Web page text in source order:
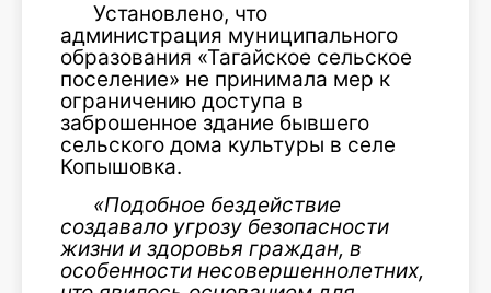
Установлено, что
администрация муниципального
образования «Тагайское сельское
поселение» не принимала мер к
ограничению доступа в
заброшенное здание бывшего
сельского дома культуры в селе
Копышовка.
«Подобное бездействие
создавало угрозу безопасности
жизни и здоровья граждан, в
особенности несовершеннолетних,